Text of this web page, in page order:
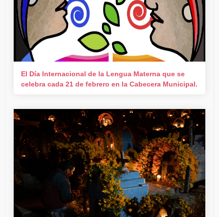
El Día Internacional de la Lengua Materna que se
celebra cada 21 de febrero en la Cabecera Municipal.